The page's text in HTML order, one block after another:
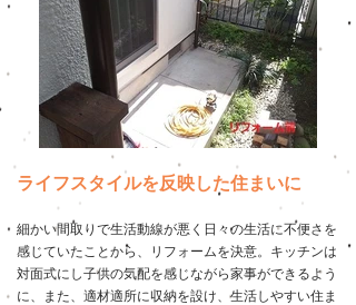
ライフスタイルを反映した住まいに
細かい間取りで生活動線が悪く日々の生活に不便さを
感じていたことから、リフォームを決意。キッチンは
対面式にし子供の気配を感じながら家事ができるよう
に、また、適材適所に収納を設け、生活しやすい住ま